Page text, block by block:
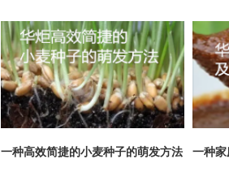
一种高效简捷的小麦种子的萌发方法 一种